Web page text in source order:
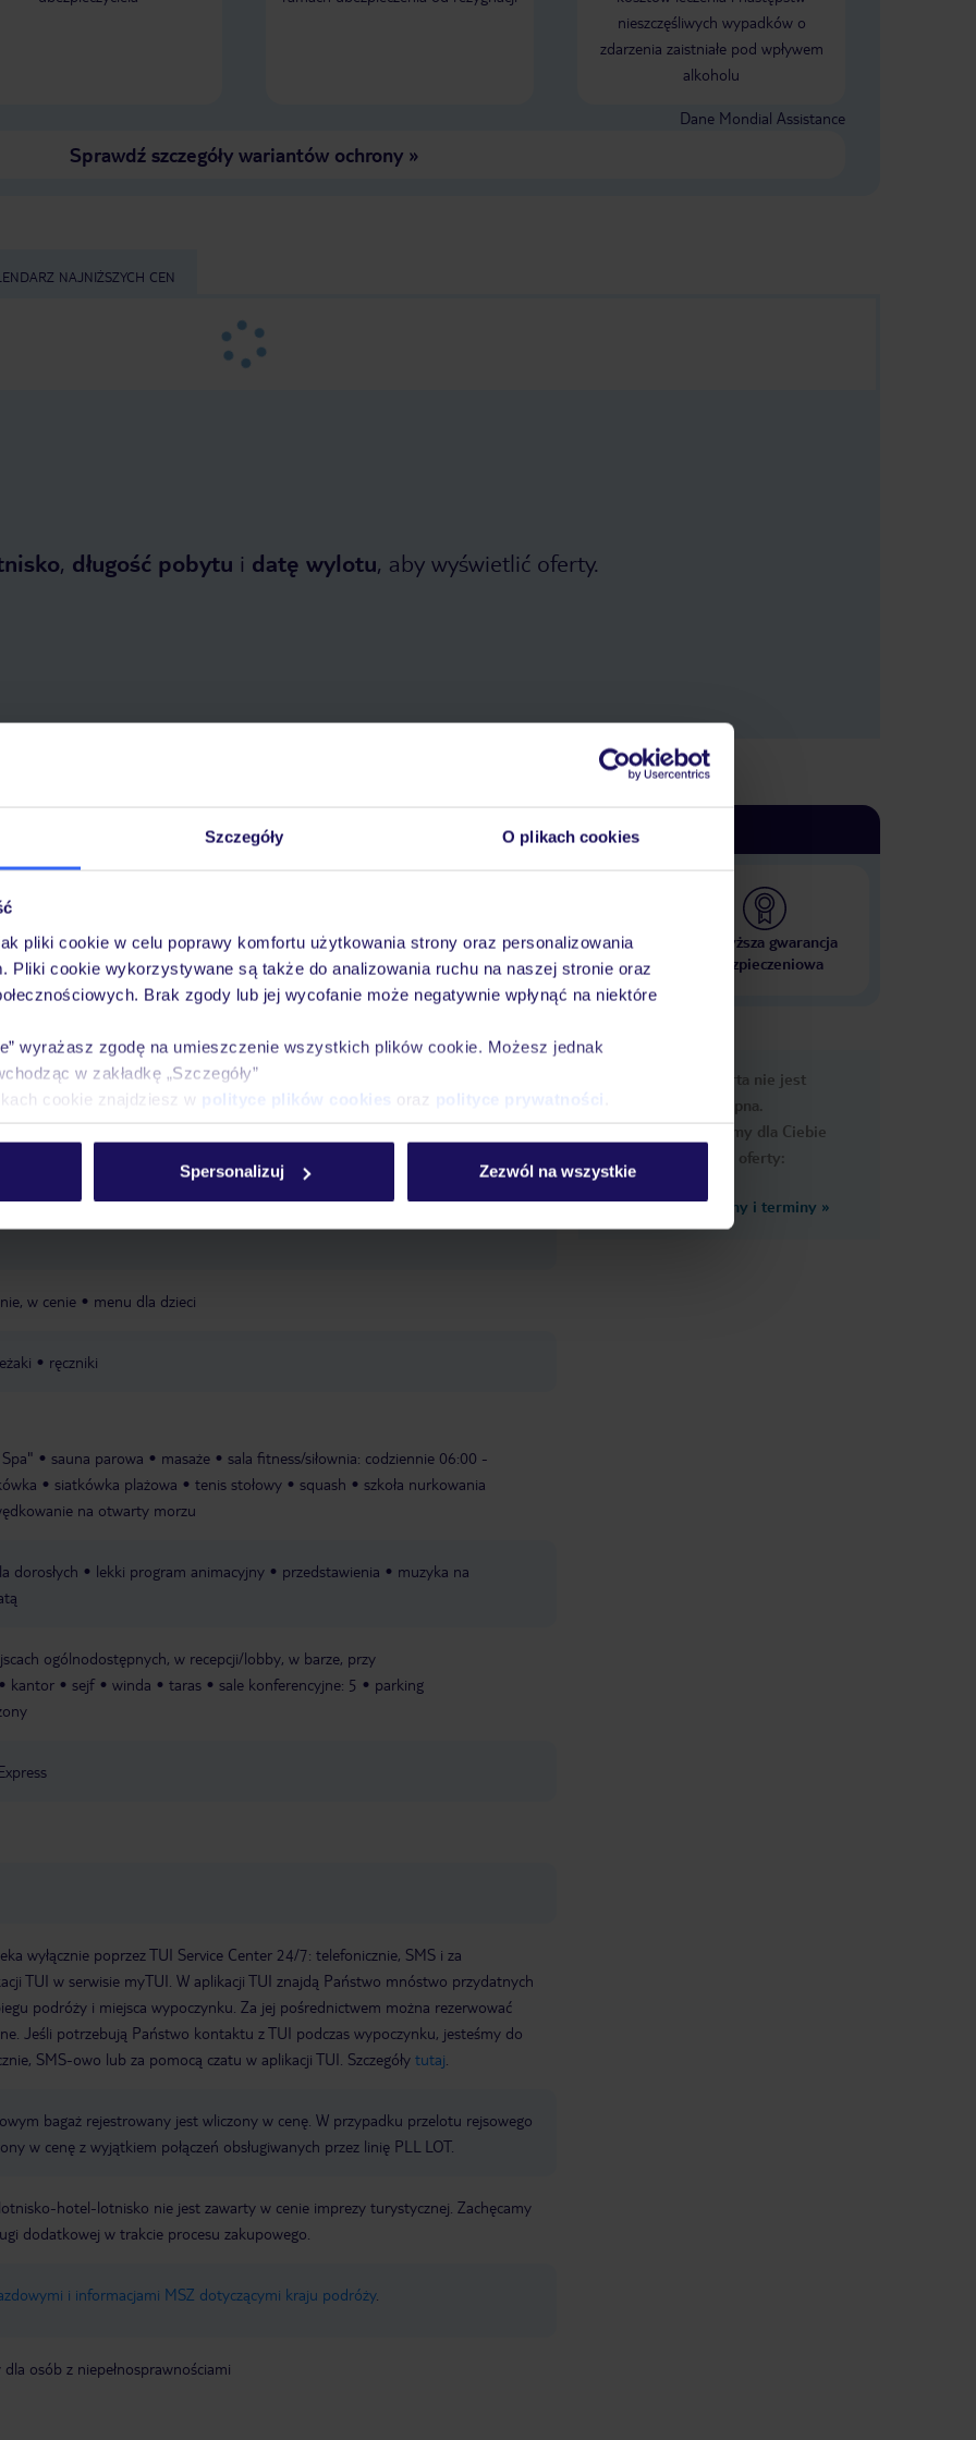
Szczegóły O plikach cookies
pliki cookie w celu poprawy komfortu użytkowania strony oraz personalizowania
Pliki cookie wykorzystywane są także do analizowania ruchu na naszej stronie oraz
Brak zgody lub jej wycofanie może negatywnie wpłynąć na niektóre
wyrażasz zgodę na umieszczenie wszystkich plików cookie. Możesz jednak
w zakładkę „Szczegóły”
cookie znajdziesz w polityce plików cookies oraz polityce prywatności
Spersonalizuj Zezwól na wszystkie
nieszczęśliwych wypadków o
zdarzenia zaistniałe pod wpływem
alkoholu
Dane Mondial Assistance
Sprawdź szczegóły wariantów ochrony»
NAJNIŻSZYCH CEN
, długość pobytu i datę wylotu, aby wyświetlić oferty.
Dlaczego warto wybrać TUI?
30 lat w Polsce
Tylko u nas opieka na
wakacjach 24/7
10 000 hoteli w ponad 50
krajach
Najwyższa gwarancja
ubezpieczeniowa
Pokoje Wyżywienie
w cenie menu dla dzieci
ręczniki
sauna parowa masaże
sala fitness/siłownia: codziennie 06:00 -
siatkówka plażowa tenis stołowy squash
szkoła nurkowania
na otwarty morzu
dorosłych lekki program animacyjny przedstawienia
muzyka na
ogólnodostępnych, w recepcji/lobby, w barze, przy
kantor sejf winda taras sale konferencyjne: 5
parking
wyłącznie poprzez TUI Service Center 24/7: telefonicznie, SMS i za
TUI w serwisie myTUI. W aplikacji TUI znajdą Państwo mnóstwo przydatnych
podróży i miejsca wypoczynku. Za jej pośrednictwem można rezerwować
Jeśli potrzebują Państwo kontaktu z TUI podczas wypoczynku, jesteśmy do
SMS-owo lub za pomocą czatu w aplikacji TUI. Szczegóły tutaj
bagaż rejestrowany jest wliczony w cenę. W przypadku przelotu rejsowego
w cenę z wyjątkiem połączeń obsługiwanych przez linię PLL LOT.
hotel-lotnisko nie jest zawarty w cenie imprezy turystycznej. Zachęcamy
dodatkowej w trakcie procesu zakupowego.
i informacjami MSZ dotyczącymi kraju podróży.
osób z niepełnosprawnościami
Ups, ta oferta nie jest
dostępna.
Przygotowaliśmy dla Ciebie
podobne oferty:
Zobacz inne ceny i terminy »